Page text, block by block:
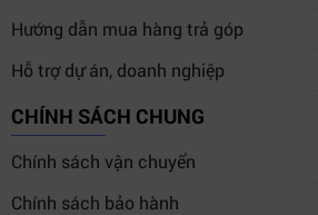
Hướng dẫn mua hàng trả góp
Hỗ trợ dự án, doanh nghiệp
CHÍNH SÁCH CHUNG
Chính sách vận chuyển
Chính sách bảo hành